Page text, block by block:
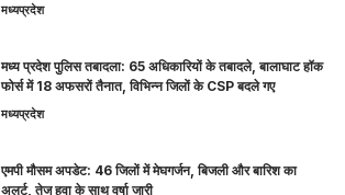
मध्यप्रदेश
मध्य प्रदेश पुलिस तबादला: 65 अधिकारियों के तबादले, बालाघाट हॉक
फोर्स में 18 अफसरों तैनात, विभिन्न जिलों के CSP बदले गए
मध्यप्रदेश
एमपी मौसम अपडेट: 46 जिलों में मेघगर्जन, बिजली और बारिश का
अलर्ट, तेज हवा के साथ वर्षा जारी